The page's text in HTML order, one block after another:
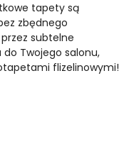
tapety są
zbędnego
przez subtelne
Twojego salonu,
flizelinowymi!